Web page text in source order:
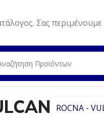
Σας
ROCNA -